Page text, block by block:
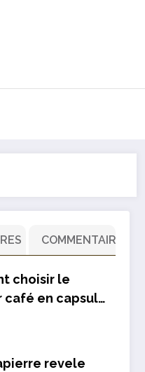
COMMENTAIRE
choisir le
café en capsule
revele